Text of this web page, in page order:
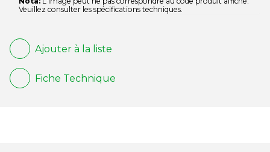
Veuillez consulter les spécifications techniques.
Ajouter à la liste
Fiche Technique